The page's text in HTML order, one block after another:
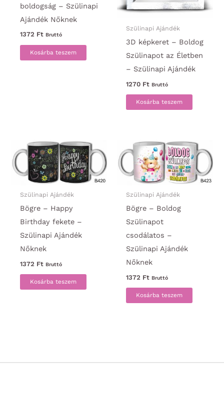
boldogság – Szülinapi
Ajándék Nőknek
1372 Ft Bruttó
Kosárba teszem
Szülinapi Ajándék
3D képkeret – Boldog
Szülinapot az Életben
– Szülinapi Ajándék
1270 Ft Bruttó
Kosárba teszem
Szülinapi Ajándék
Bögre – Happy
Birthday fekete –
Szülinapi Ajándék
Nőknek
1372 Ft Bruttó
Kosárba teszem
Szülinapi Ajándék
Bögre – Boldog
Szülinapot
csodálatos –
Szülinapi Ajándék
Nőknek
1372 Ft Bruttó
Kosárba teszem